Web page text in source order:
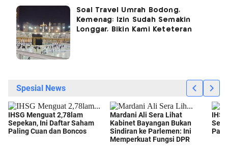
Soal Travel Umrah Bodong,
Kemenag: Izin Sudah Semakin
Longgar, Bikin Kami Keteteran